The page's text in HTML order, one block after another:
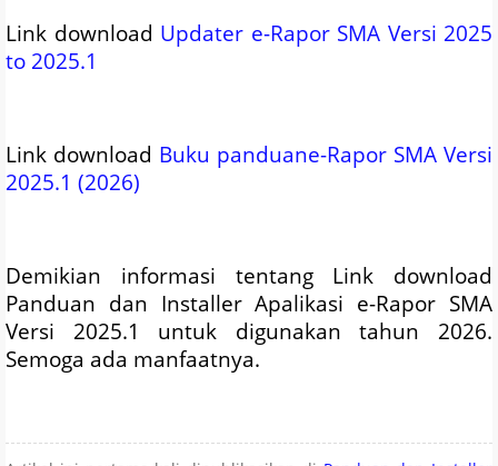
Link download Updater e-Rapor SMA Versi 2025
to 2025.1
Link download Buku panduane-Rapor SMA Versi
2025.1 (2026)
Demikian informasi tentang Link download
Panduan dan Installer Apalikasi e-Rapor SMA
Versi 2025.1 untuk digunakan tahun 2026.
Semoga ada manfaatnya.